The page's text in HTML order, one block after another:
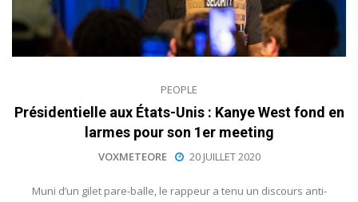
PEOPLE
Présidentielle aux États-Unis : Kanye West fond en
larmes pour son 1er meeting
VOXMETEORE 20 JUILLET 2020
Muni d’un gilet pare-balle, le rappeur a tenu un discours anti-